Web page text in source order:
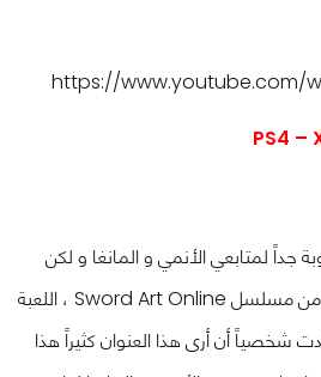
https://www.youtube.com/
PS4 –
لمتابعي الأنمي و المانغا و لكن
اللعبة مقتبسة في الأساس من مسلسل Sword Art Online ، اللعبة
شخصياً أن أرى هذا العنوان كثيراً هذا